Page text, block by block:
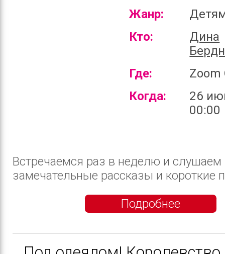
Жанр:
Кто:
Дина
Где:
Zoom
Когда:
26
00:00
Встречаемся раз в неделю и слушаем
замечательные рассказы и короткие
Подробнее